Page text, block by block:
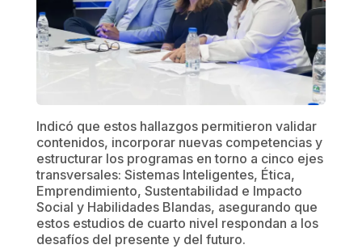
Indicó que estos hallazgos permitieron validar
contenidos, incorporar nuevas competencias y
estructurar los programas en torno a cinco ejes
transversales: Sistemas Inteligentes, Ética,
Emprendimiento, Sustentabilidad e Impacto
Social y Habilidades Blandas, asegurando que
estos estudios de cuarto nivel respondan a los
desafíos del presente y del futuro.